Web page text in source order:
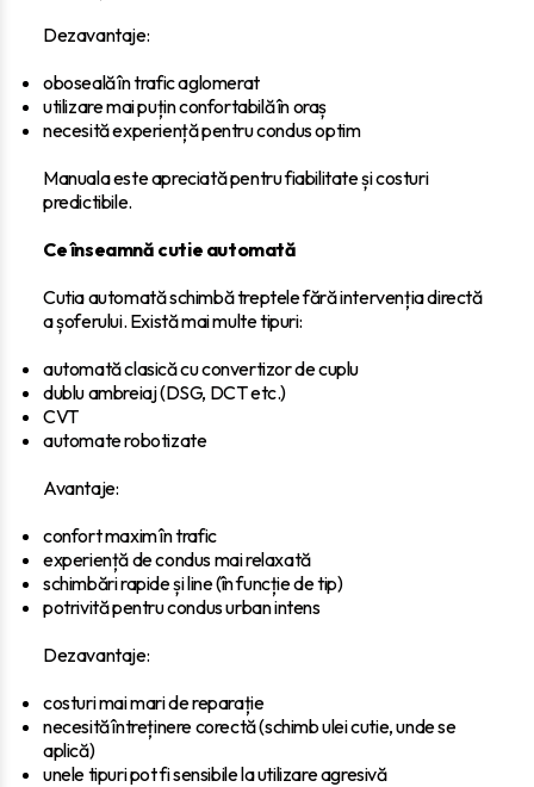
Dezavantaje:
oboseală în trafic aglomerat
utilizare mai puțin confortabilă în oraș
necesită experiență pentru condus optim
Manuala este apreciată pentru fiabilitate și costuri
predictibile.
Ce înseamnă cutie automată
Cutia automată schimbă treptele fără intervenția directă
a șoferului. Există mai multe tipuri:
automată clasică cu convertizor de cuplu
dublu ambreiaj (DSG, DCT etc.)
CVT
automate robotizate
Avantaje:
confort maxim în trafic
experiență de condus mai relaxată
schimbări rapide și line (în funcție de tip)
potrivită pentru condus urban intens
Dezavantaje:
costuri mai mari de reparație
necesită întreținere corectă (schimb ulei cutie, unde se
aplică)
unele tipuri pot fi sensibile la utilizare agresivă